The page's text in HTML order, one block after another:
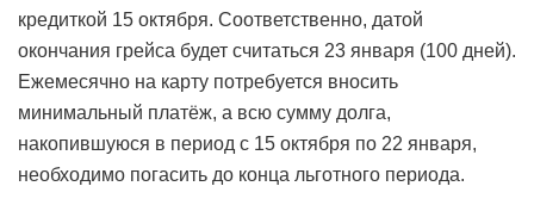
кредиткой 15 октября. Соответственно, датой
окончания грейса будет считаться 23 января (100 дней).
Ежемесячно на карту потребуется вносить
минимальный платёж, а всю сумму долга,
накопившуюся в период с 15 октября по 22 января,
необходимо погасить до конца льготного периода.